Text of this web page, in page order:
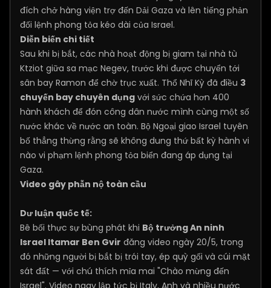
đích chở hàng viện trợ đến Dải Gaza và lên tiếng phản
đối lệnh phong tỏa kéo dài của Israel.
Diễn biến chi tiết
Sau khi bị bắt, các nhà hoạt động bị giam tại nhà tù
Ktziot giữa sa mạc Negev, trước khi được chuyển tới
sân bay Ramon để chờ trục xuất. Thổ Nhĩ Kỳ đã điều 3
chuyến bay chuyên dụng với sức chứa hơn 400
hành khách để đón công dân nước mình cùng một số
nước khác về nước an toàn. Bộ Ngoại giao Israel tuyên
bố thẳng thừng rằng sẽ không dung thứ bất kỳ hành vi
nào vi phạm lệnh phong tỏa biển đang áp dụng tại
Gaza.
Video gây phẫn nộ toàn cầu
Dư luận quốc tế:
Bê bối thực sự bùng phát khi Bộ trưởng An ninh
Israel Itamar Ben Gvir đăng video ngày 20/5, trong
đó những người bị bắt bị trói tay, ép quỳ gối và cúi mặt
sát đất — với chú thích mỉa mai "Chào mừng đến
Israel". Video ngay lập tức bị Italy, Anh và nhiều nước